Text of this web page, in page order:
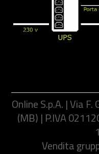
Online S.p.A. | Via
(MB) | P.IVA
Vendita